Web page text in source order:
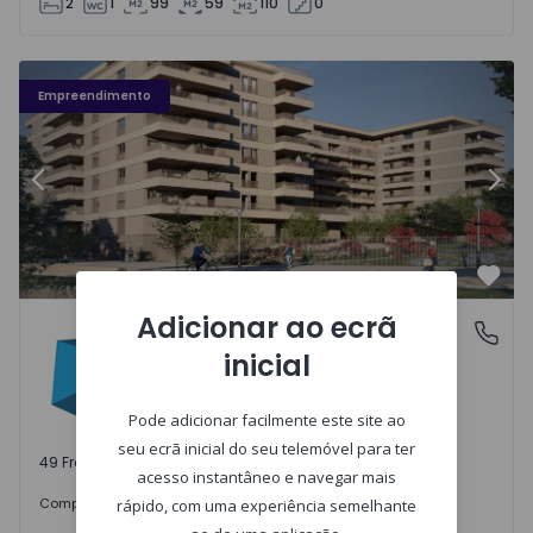
Empreendimento
Fachada PLENO JARDIM - 3
Anterior
Águas Santas, PortoPLENO JARDIM
Águas Santas, Porto
49 Frações disponíveis
Comprar desde 242.000 €
Adicionar ao ecrã
inicial
Pode adicionar facilmente este site ao
seu ecrã inicial do seu telemóvel para ter
acesso instantâneo e navegar mais
rápido, com uma experiência semelhante